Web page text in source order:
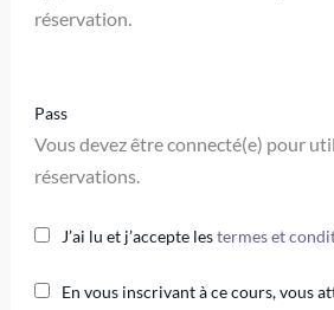
réservation.
Pass
Vous devez être connecté(e) pour
réservations.
J’ai lu et j’accepte lestermes et
En vous inscrivant à ce cours, vous